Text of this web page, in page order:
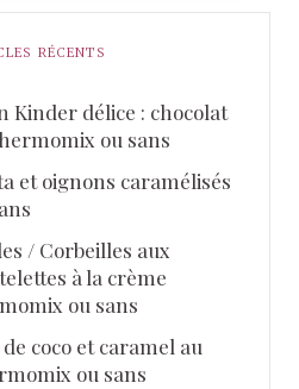
RÉCENTS
Kinder délice : chocolat
ou sans
et oignons caramélisés
/ Corbeilles aux
à la crème
ou sans
coco et caramel au
ou sans